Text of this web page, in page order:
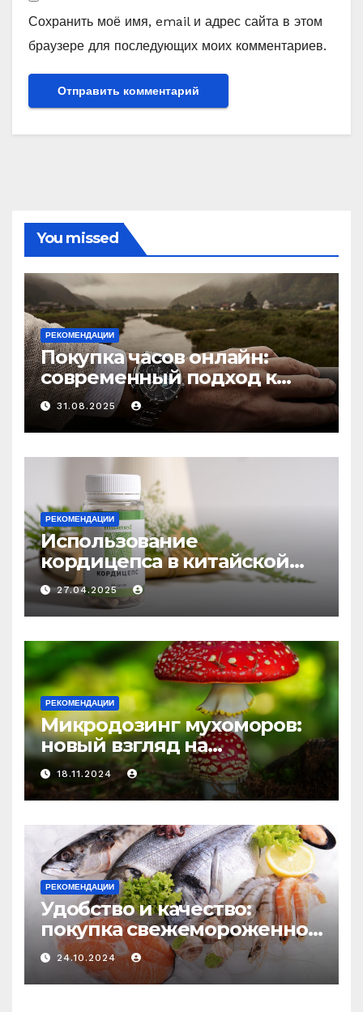
Сохранить моё имя, email и адрес сайта в этом
браузере для последующих моих комментариев.
You missed
РЕКОМЕНДАЦИИ
Покупка часов онлайн:
современный подход к
выбору аксессуаров
31.08.2025
РЕКОМЕНДАЦИИ
Использование
кордицепса в китайской
медицине: природное
средство против усталости
и истощения
27.04.2025
РЕКОМЕНДАЦИИ
Микродозинг мухоморов:
новый взгляд на
психоделику
18.11.2024
РЕКОМЕНДАЦИИ
Удобство и качество:
покупка свежемороженной
рыбы онлайн
24.10.2024